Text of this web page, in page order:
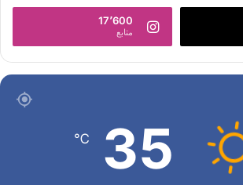
17٬600
متابع
35
℃